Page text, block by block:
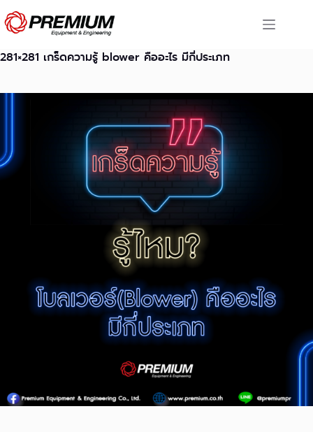
Skip
to
content
281×281 เกร็ดความรู้ blower คืออะไร มีกี่ประเภท